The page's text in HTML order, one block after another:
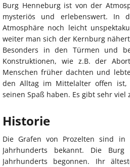
Burg Henneburg ist von der
mysteriös und erlebenswert. In
Atmosphäre noch leicht
weiter man sich der Kernburg
Besonders in den Türmen und
Konstruktionen, wie z.B. der
Menschen früher dachten und
den Alltag im Mittelalter offen
seinen Spaß haben. Es gibt sehr viel
Historie
Die Grafen von Prozelten sind
Jahrhunderts bekannt. Die
Jahrhunderts begonnen. Ihr